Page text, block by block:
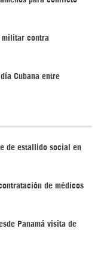
militar contra
Cubana entre
de estallido social en
de médicos
Panamá visita de